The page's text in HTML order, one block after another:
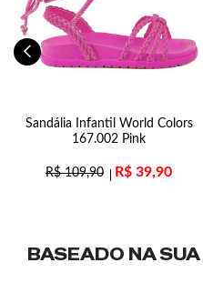
Sandália Infantil World Colors
167.002 Pink
R$109,90 R$ 39,90
BASEADO NA SUA